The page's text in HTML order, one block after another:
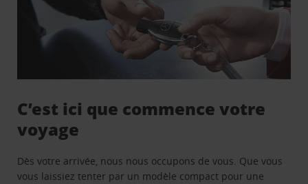
C’est ici que commence votre
voyage
Dès votre arrivée, nous nous occupons de vous. Que vous
vous laissiez tenter par un modèle compact pour une